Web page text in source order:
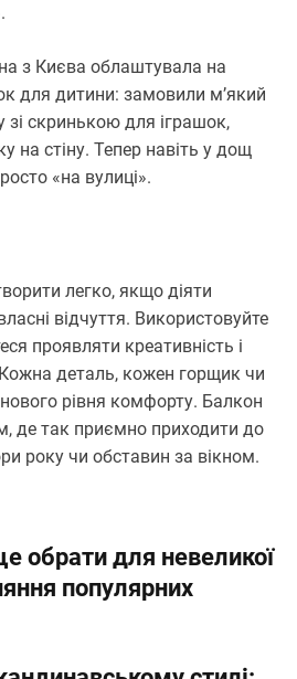
з Києва облаштувала на
для дитини: замовили м’який
скринькою для іграшок,
на стіну. Тепер навіть у дощ
«на вулиці».
легко, якщо діяти
відчуття. Використовуйте
проявляти креативність і
деталь, кожен горщик чи
рівня комфорту. Балкон
де так приємно приходити до
року чи обставин за вікном.
обрати для невеликої
популярних